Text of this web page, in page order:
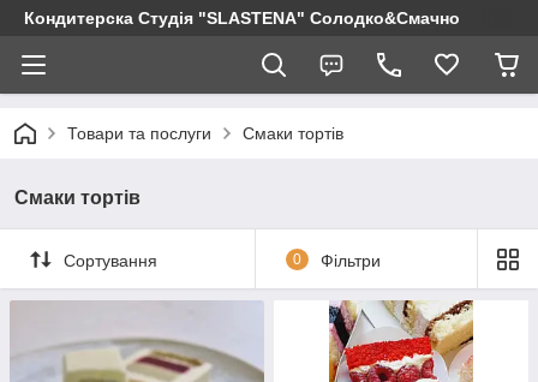
Кондитерска Студія "SLASTENA" Солодко&Смачно
Товари та послуги Смаки тортів
Смаки тортів
Сортування 0 Фільтри